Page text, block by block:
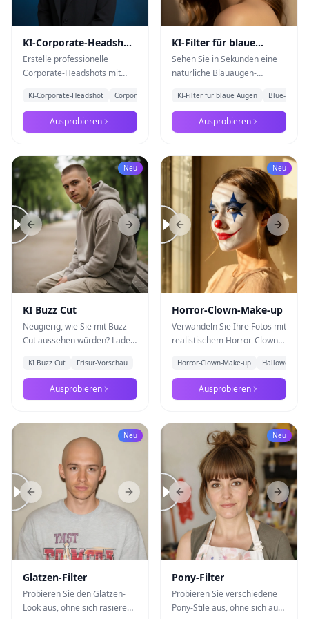
KI-Corporate-Headshot-
Generator
Erstelle professionelle
Corporate-Headshots mit
LinkedIn, Lebenslauf und
Teamseiten.
KI-Corporate-Headshot Corporate Headshot +1
Ausprobieren
KI-Filter für blaue
Augen
Sehen Sie in Sekunden eine
natürliche Blauaugen-
hoch und testen Sie den KI-
Augenfarbenwechsel mit
Nano Banana Pro
KI-Filter für blaue Augen Blue-Eye-
Ausprobieren
Neu
Previous slide Next slide
KI Buzz Cut
Neugierig, wie Sie mit Buzz
Cut aussehen würden? Laden
erhalten Sie eine realistische
KI-Vorschau von Nano
Banana Pro
KI Buzz Cut Frisur-Vorschau
Ausprobieren
Neu
Previous slide Next
Horror-Clown-Make-up
Verwandeln Sie Ihre Fotos mit
realistischem Horror-Clown-
Stern-Designs, glänzender
roter Nase und unheimlichem
Lächeln mit Nano Banana Pro
kreative Porträts
Horror-Clown-Make-up Halloween-
Ausprobieren
Neu
Previous slide Next slide
Glatzen-Filter
Probieren Sie den Glatzen-
Look aus, ohne sich rasieren
Neu
Previous slide Next
Pony-Filter
Probieren Sie verschiedene
Pony-Stile aus, ohne sich auf